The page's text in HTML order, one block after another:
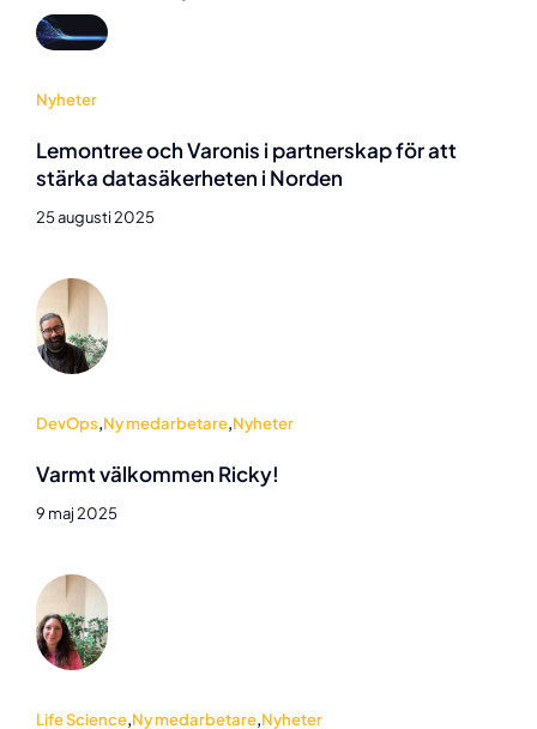
Nyheter
Lemontree och Varonis i partnerskap för att
stärka datasäkerheten i Norden
25 augusti 2025
DevOps,Ny medarbetare,Nyheter
Varmt välkommen Ricky!
9 maj 2025
Life Science,Ny medarbetare,Nyheter